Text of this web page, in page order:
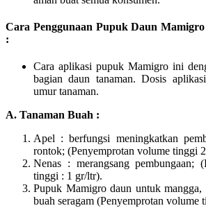
Cara Penggunaan Pupuk Daun
:
Cara aplikasi pupuk Mamigro ini
bagian daun tanaman. Dosis
umur tanaman.
A. Tanaman Buah :
Apel : berfungsi meningkatkan
rontok; (Penyemprotan volume tinggi
Nenas : merangsang pembungaan;
tinggi : 1 gr/ltr).
Pupuk Mamigro daun untuk mangga,
buah seragam (Penyemprotan volume